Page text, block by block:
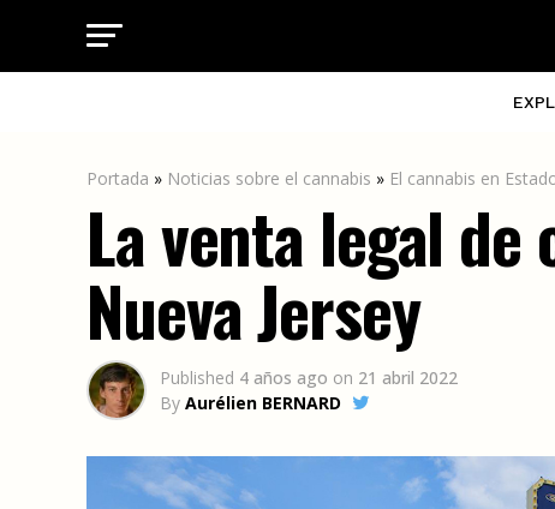
Portada » Noticias sobre el cannabis » El cannabis en
La venta legal
Nueva Jersey
Published 4 años ago on 21 abril 2022
By Aurélien BERNARD